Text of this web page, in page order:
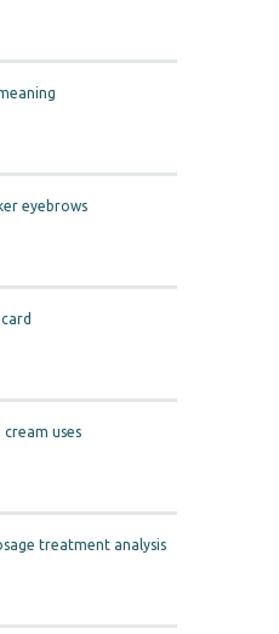
eyebrows
uses
treatment analysis